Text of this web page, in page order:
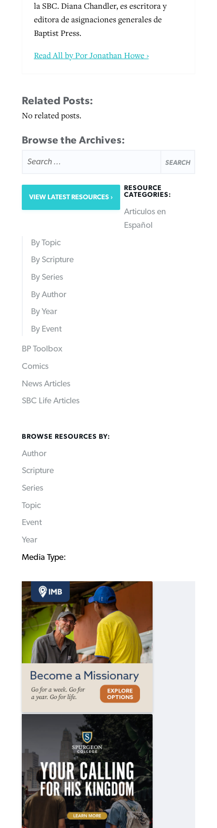
la SBC. Diana Chandler, es escritora y
editora de asignaciones generales de
Baptist Press.
Read All by Por Jonathan Howe ›
Related Posts:
No related posts.
Browse the Archives:
FOR:
VIEW LATEST RESOURCES
RESOURCE
CATEGORIES:
Articulos en
Español
By Topic
By Scripture
By Series
By Author
By Year
By Event
BP Toolbox
Comics
News Articles
SBC Life Articles
BROWSE RESOURCES BY:
Author
Scripture
Series
Topic
Event
Year
Media Type: